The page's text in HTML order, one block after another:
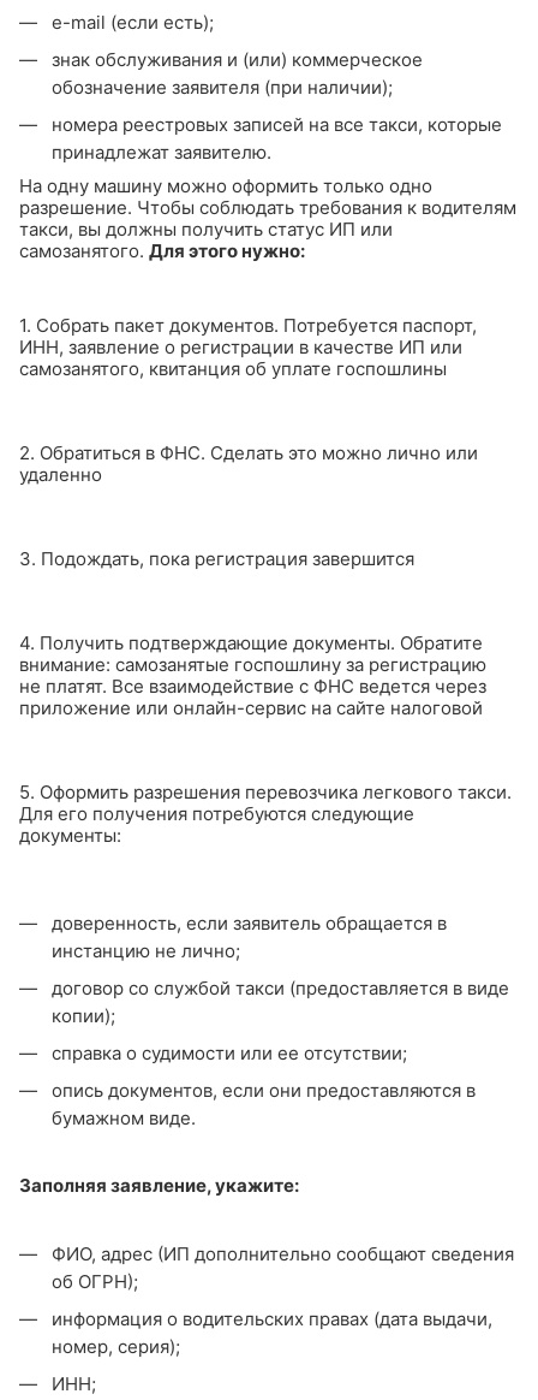
e-mail (если есть);
знак обслуживания и (или) коммерческое
обозначение заявителя (при наличии);
номера реестровых записей на все такси, которые
принадлежат заявителю.
На одну машину можно оформить только одно
разрешение. Чтобы соблюдать требования к водителям
такси, вы должны получить статус ИП или
самозанятого. Для этого нужно:
1. Собрать пакет документов. Потребуется паспорт,
ИНН, заявление о регистрации в качестве ИП или
самозанятого, квитанция об уплате госпошлины
2. Обратиться в ФНС. Сделать это можно лично или
удаленно
3. Подождать, пока регистрация завершится
4. Получить подтверждающие документы. Обратите
внимание: самозанятые госпошлину за регистрацию
не платят. Все взаимодействие с ФНС ведется через
приложение или онлайн-сервис на сайте налоговой
5. Оформить разрешения перевозчика легкового такси.
Для его получения потребуются следующие
документы:
доверенность, если заявитель обращается в
инстанцию не лично;
договор со службой такси (предоставляется в виде
копии);
справка о судимости или ее отсутствии;
опись документов, если они предоставляются в
бумажном виде.
Заполняя заявление, укажите:
ФИО, адрес (ИП дополнительно сообщают сведения
об ОГРН);
информация о водительских правах (дата выдачи,
номер, серия);
ИНН;